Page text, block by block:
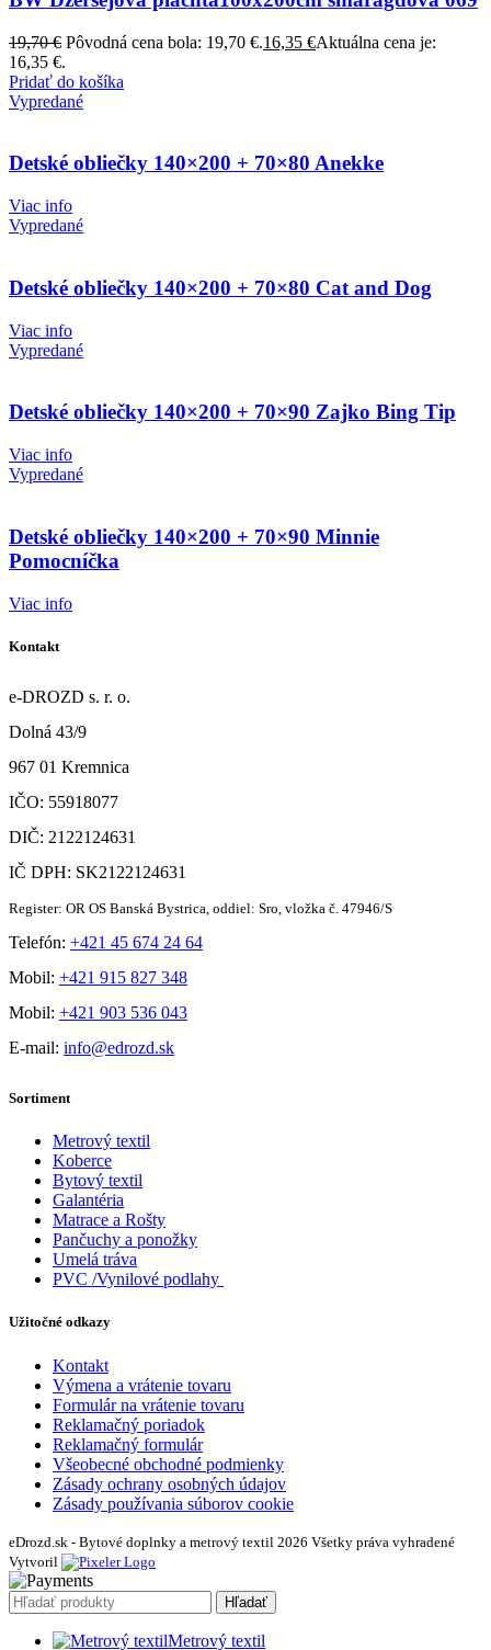
19,70€ Pôvodná cena bola: 19,70 €.16,35 €Aktuálna cena je:
16,35 €.
Pridať do košíka
Vypredané
Detské obliečky 140×200 + 70×80 Anekke
Viac info
Vypredané
Detské obliečky 140×200 + 70×80 Cat and Dog
Viac info
Vypredané
Detské obliečky 140×200 + 70×90 Zajko Bing Tip
Viac info
Vypredané
Detské obliečky 140×200 + 70×90 Minnie
Pomocníčka
Viac info
Kontakt
e-DROZD s. r. o.
Dolná 43/9
967 01 Kremnica
IČO: 55918077
DIČ: 2122124631
IČ DPH: SK2122124631
Register: OR OS Banská Bystrica, oddiel: Sro, vložka č. 47946/S
Telefón: +421 45 674 24 64
Mobil: +421 915 827 348
Mobil: +421 903 536 043
E-mail: info@edrozd.sk
Sortiment
Metrový textil
Koberce
Bytový textil
Galantéria
Matrace a Rošty
Pančuchy a ponožky
Umelá tráva
PVC /Vynilové podlahy
Užitočné odkazy
Kontakt
Výmena a vrátenie tovaru
Formulár na vrátenie tovaru
Reklamačný poriadok
Reklamačný formulár
Všeobecné obchodné podmienky
Zásady ochrany osobných údajov
Zásady používania súborov cookie
eDrozd.sk - Bytové doplnky a metrový textil 2026 Všetky práva vyhradené
Vytvoril
Hľadať
Metrový textil